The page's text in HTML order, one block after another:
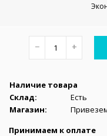
− +
Наличие товара
Склад:
Есть
Магазин:
Принимаем к оплате